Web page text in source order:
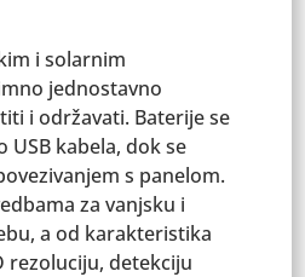
i solarnim
jednostavno
i održavati. Baterije se
kabela, dok se
s panelom.
za vanjsku i
a od karakteristika
rezoluciju, detekciju